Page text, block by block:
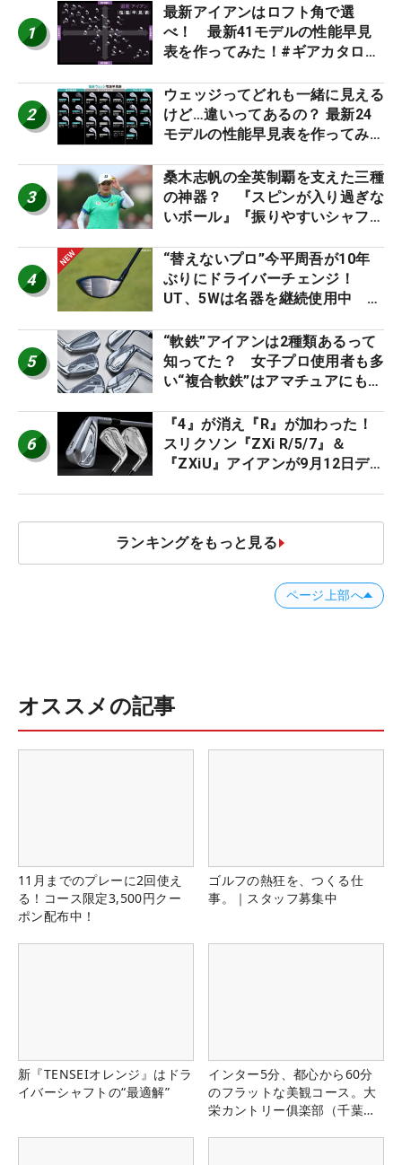
1
最新アイアンはロフト角で選
べ！ 最新41モデルの性能早見
表を作ってみた！#ギアカタログ
2
ウェッジってどれも一緒に見える
けど…違いってあるの？ 最新24
モデルの性能早見表を作ってみ
3
桑木志帆の全英制覇を支えた三種
の神器？ 『スピンが入り過ぎな
いボール』『振りやすいシャフ
ー』 #女子プロセッティング
4
“替えないプロ”今平周吾が10年
ぶりにドライバーチェンジ！
UT、5Wは名器を継続使用中 #
5
“軟鉄”アイアンは2種類あるって
知ってた？ 女子プロ使用者も多
い“複合軟鉄”はアマチュアにもオ
6
『4』が消え『R』が加わった！
スリクソン『ZXi R/5/7』＆
『ZXiU』アイアンが9月12日デ
ランキングをもっと見る
ページ上部へ
オススメの記事
11月までのプレーに2回使え
る！コース限定3,500円クー
ポン配布中！
ゴルフの熱狂を、つくる仕
事。｜スタッフ募集中
新『TENSEIオレンジ』はドラ
イバーシャフトの“最適解”
インター5分、都心から60分
のフラットな美観コース。大
栄カントリー俱楽部（千葉